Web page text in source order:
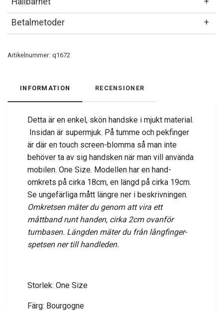
Betalmetoder
Artikelnummer: q1672
INFORMATION RECENSIONER
Detta är en enkel, skön handske i mjukt material.
Insidan är supermjuk. På tumme och pekfinger
är där en touch screen-blomma så man inte
behöver ta av sig handsken när man vill använda
mobilen. One Size. Modellen har en hand-
omkrets på cirka 18cm, en längd på cirka 19cm.
Se ungefärliga mått längre ner i beskrivningen.
Omkretsen mäter du genom att vira ett
måttband runt handen, cirka 2cm ovanför
tumbasen. Längden mäter du från långfinger-
spetsen ner till handleden.
Storlek: One Size
Färg: Bourgogne